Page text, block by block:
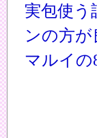
実包使う
ンの方
マルイの